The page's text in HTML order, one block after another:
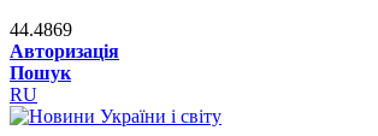
44.4869
Авторизація
Пошук
RU